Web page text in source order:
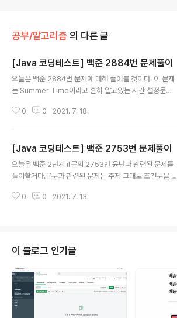
공부/알고리즘 의 다른 글
[Java 코딩테스트] 백준 2884번 문제풀이
오늘은 백준 2884번 문제에 대해 풀어볼 것이다. 이 문제
는 Summer Time이라고 흔히 알고있는 시간 설정문제
실제 설정시간보다 45분 빠르게 알람이 설정되면 된다. 알
을 받을 때 java.util.Scanner를 사용하지 않고, java.io.
BufferedReader와 java.io.InputStreamReader를
사용했다. 시간에서 단순히 45분을 빼어주면 되는데, if문
부하는 우리는 시간은 분으로 표현할 수 있다.라는 특징을
0 0 2021. 7. 18.
[Java 코딩테스트] 백준 2753번 문제풀이
오늘은 백준 2단계 if문의 2753번 윤년과 관련된 문제를
풀이할거다. if문과 관련된 문제는 주제 그대로 조건문을 잘
기 때문에, 크게 어려운 문제는 아니다. 제일 첫 조건에 대
수가 어떻게 걸리는지 잘 모르겠다. (400은 100의 배수이
고, 100은 또한 4의 배수이기 때문에..) 하지만 그 다음 문
장을 보면 그 말을 확실하게 이해할 수 있다. "1900년은 1
00의 배수이지만, 400의 배수가 아니라 윤년이 아니다."
즉, 100의 배수면서 400의 배수..
0 0 2021. 7. 13.
이 블로그 인기글